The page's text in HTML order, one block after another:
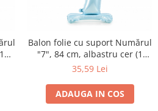
Balon folie cu suport Numărul
"7", 84 cm, albastru cer (1
pachet / 1 buc.)
35,59 Lei
ADAUGA IN COS